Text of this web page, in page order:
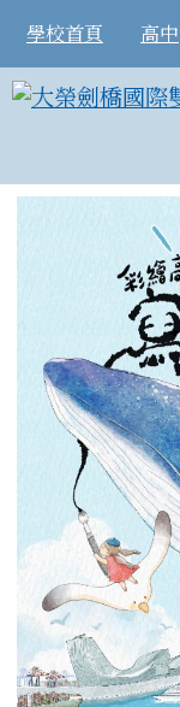
學校首頁 高中
:::
彩繪高雄港